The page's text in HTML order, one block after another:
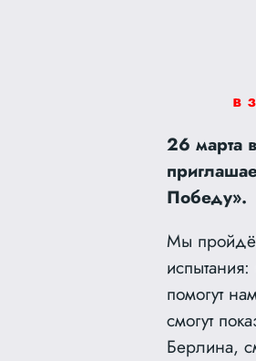
в
26 марта
Победу».
Мы
помогут
смогут
Берлина,